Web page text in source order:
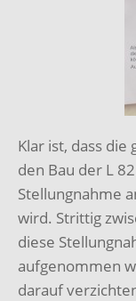
Klar ist, dass
den Bau der L
Stellungnahme
wird. Strittig
diese
aufgenommen
darauf